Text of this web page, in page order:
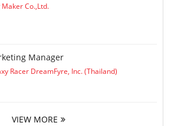
Maker Co.,Ltd.
Manager
Racer DreamFyre, Inc. (Thailand)
VIEW MORE